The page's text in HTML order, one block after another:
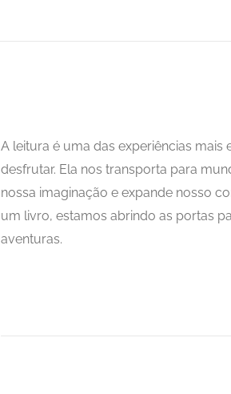
A leitura é uma das experiências
desfrutar. Ela nos transporta para
nossa imaginação e expande nosso
um livro, estamos abrindo as portas
aventuras.